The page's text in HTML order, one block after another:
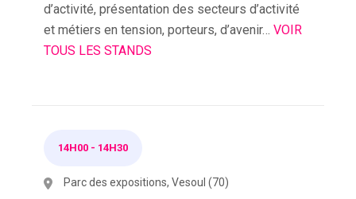
d’activité, présentation des secteurs d’activité
et métiers en tension, porteurs, d’avenir… VOIR
TOUS LES STANDS
14H00 - 14H30
Parc des expositions, Vesoul (70)